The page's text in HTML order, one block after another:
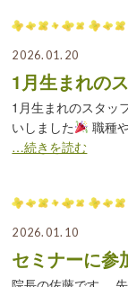
2026.01.20
1月生まれの
1月生まれのスタッ
いしました
職種
…続きを読む
2026.01.10
セミナーに参